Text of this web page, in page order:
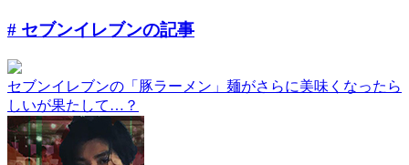
# セブンイレブンの記事
セブンイレブンの「豚ラーメン」麺がさらに美味くなったら
しいが果たして…？